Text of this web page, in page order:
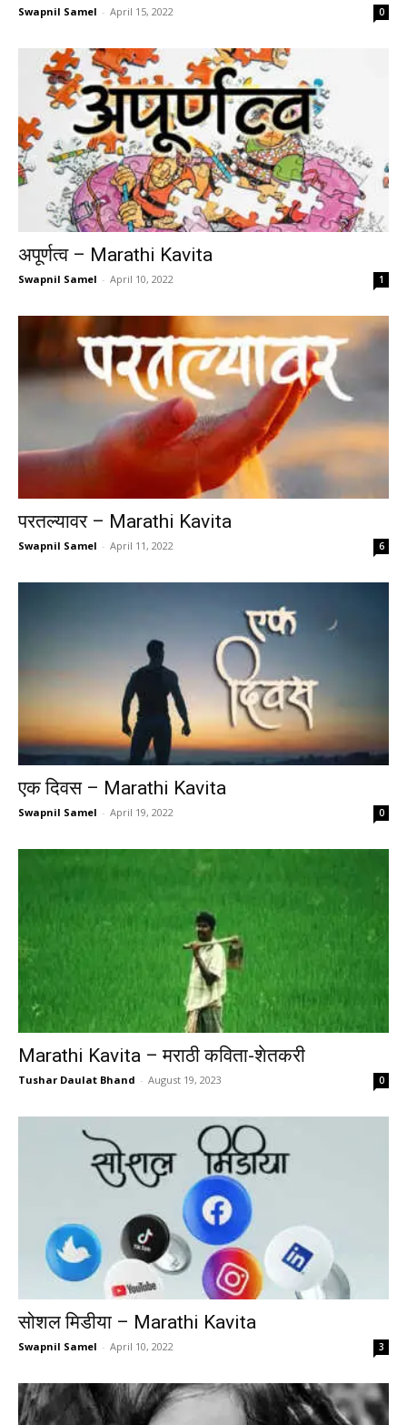
Swapnil Samel - April 15, 2022 0
अपूर्णत्व – Marathi Kavita
Swapnil Samel - April 10, 2022 1
परतल्यावर – Marathi Kavita
Swapnil Samel - April 11, 2022 6
एक दिवस – Marathi Kavita
Swapnil Samel - April 19, 2022 0
Marathi Kavita – मराठी कविता-शेतकरी
Tushar Daulat Bhand - August 19, 2023 0
सोशल मिडीया – Marathi Kavita
Swapnil Samel - April 10, 2022 3